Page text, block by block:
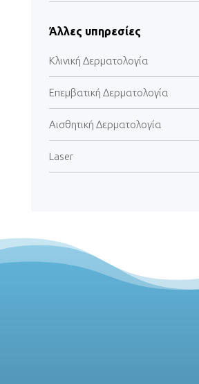
Άλλες υπηρεσίες
Κλινική Δερματολογία
Επεμβατική Δερματολογία
Αισθητική Δερματολογία
Laser